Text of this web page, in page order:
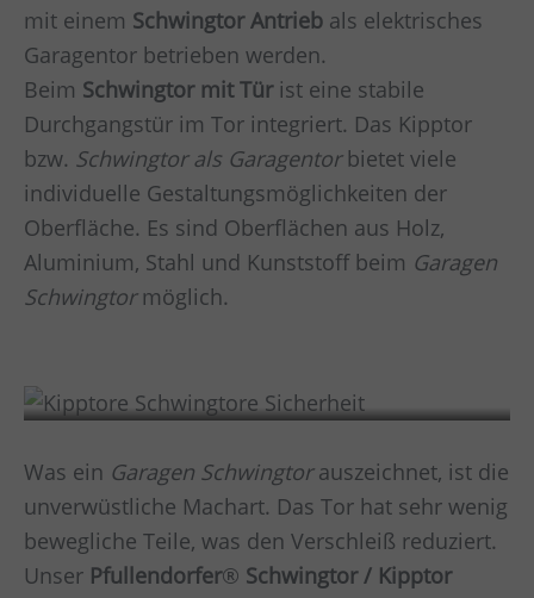
mit einem Schwingtor Antrieb als elektrisches
Garagentor betrieben werden.
Beim Schwingtor mit Türist eine stabile
Durchgangstür im Tor integriert. Das Kipptor
bzw. Schwingtor als Garagentorbietet viele
individuelle Gestaltungsmöglichkeiten der
Oberfläche. Es sind Oberflächen aus Holz,
Aluminium, Stahl und Kunststoff beim Garagen
Schwingtormöglich.
Was ein Garagen Schwingtorauszeichnet, ist die
unverwüstliche Machart. Das Tor hat sehr wenig
bewegliche Teile, was den Verschleiß reduziert.
Unser Pfullendorfer® Schwingtor / Kipptor